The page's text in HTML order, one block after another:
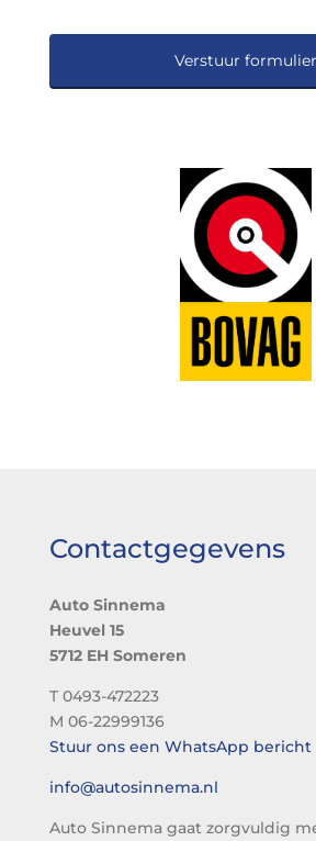
Contactgegevens
Auto Sinnema
Heuvel 15
5712 EH Someren
T 0493-472223
M 06-22999136
Stuur ons een WhatsApp bericht
info@autosinnema.nl
Auto Sinnema gaat zorgvuldig